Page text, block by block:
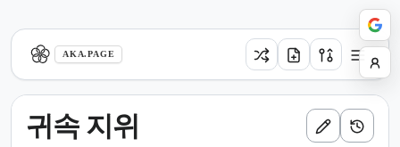
AKA.PAGE
귀속 지위